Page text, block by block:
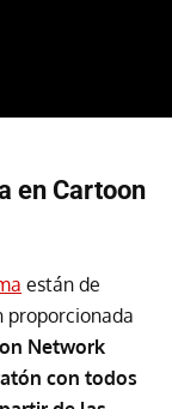
en Cartoon
están de
proporcionada
Network
con todos